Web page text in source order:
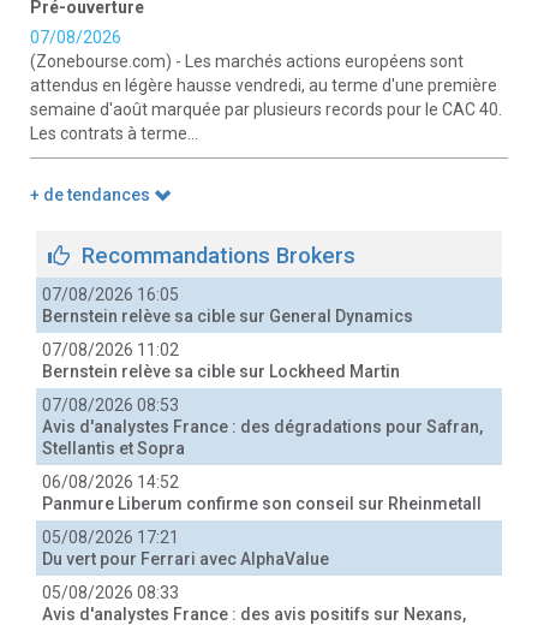
Pré-ouverture
07/08/2026
(Zonebourse.com) - Les marchés actions européens sont
attendus en légère hausse vendredi, au terme d'une première
semaine d'août marquée par plusieurs records pour le CAC 40.
Les contrats à terme...
+ de tendances
Recommandations Brokers
07/08/2026 16:05
Bernstein relève sa cible sur General Dynamics
07/08/2026 11:02
Bernstein relève sa cible sur Lockheed Martin
07/08/2026 08:53
Avis d'analystes France : des dégradations pour Safran,
Stellantis et Sopra
06/08/2026 14:52
Panmure Liberum confirme son conseil sur Rheinmetall
05/08/2026 17:21
Du vert pour Ferrari avec AlphaValue
05/08/2026 08:33
Avis d'analystes France : des avis positifs sur Nexans,